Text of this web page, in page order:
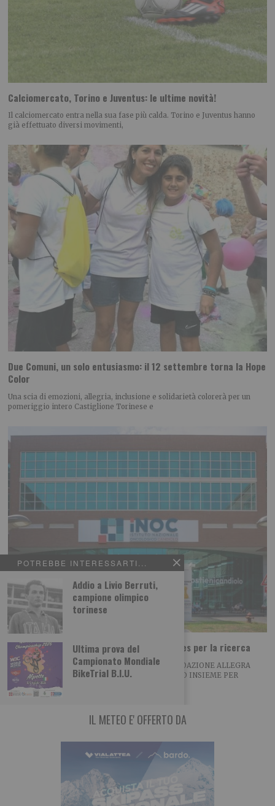
POTREBBE INTERESSARTI...
Addio a Livio Berruti,
campione olimpico
torinese
Ultima prova del
Campionato Mondiale
BikeTrial B.I.U.
Calciomercato, Torino e Juventus: le ultime novità!
Il calciomercato entra nella sua fase più calda. Torino e Juventus hanno
già effettuato diversi movimenti,
Due Comuni, un solo entusiasmo: il 12 settembre torna la Hope
Color
Una scia di emozioni, allegria, inclusione e solidarietà colorerà per un
pomeriggio intero Castiglione Torinese e
Coppa del Presidente al Golf Club Sestrieres per la ricerca
NASCE LA PARTNERSHIP TRA VIALATTEA E FONDAZIONE ALLEGRA
AGNELLI DUE GRANDI REALTA’ DEL TERRITORIO INSIEME PER
IL METEO E' OFFERTO DA